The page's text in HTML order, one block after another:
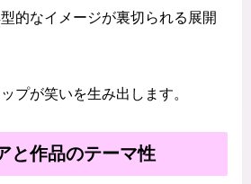
的なイメージが裏切られる展開
プが笑いを生み出します。
と作品のテーマ性